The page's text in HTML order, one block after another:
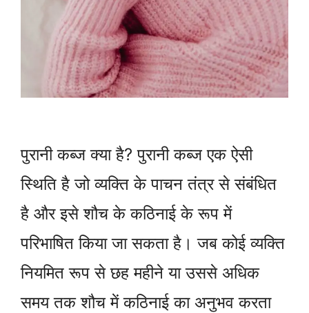
पुरानी कब्ज क्या है? पुरानी कब्ज एक ऐसी
स्थिति है जो व्यक्ति के पाचन तंत्र से संबंधित
है और इसे शौच के कठिनाई के रूप में
परिभाषित किया जा सकता है। जब कोई व्यक्ति
नियमित रूप से छह महीने या उससे अधिक
समय तक शौच में कठिनाई का अनुभव करता